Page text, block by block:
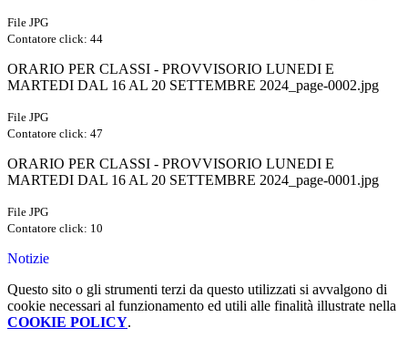
File JPG
Contatore click: 44
ORARIO PER CLASSI - PROVVISORIO LUNEDI E
MARTEDI DAL 16 AL 20 SETTEMBRE 2024_page-0002.jpg
File JPG
Contatore click: 47
ORARIO PER CLASSI - PROVVISORIO LUNEDI E
MARTEDI DAL 16 AL 20 SETTEMBRE 2024_page-0001.jpg
File JPG
Contatore click: 10
Notizie
Questo sito o gli strumenti terzi da questo utilizzati si avvalgono di
cookie necessari al funzionamento ed utili alle finalità illustrate nella
COOKIE POLICY.